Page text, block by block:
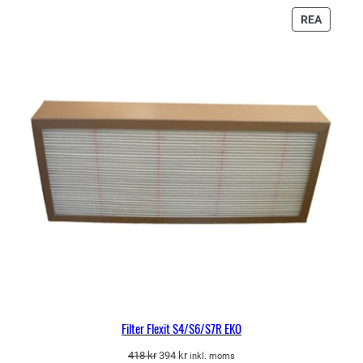
REA
PÅ
Filter Flexit S4/S6/S7R EKO
418kr Det
394 krDet
inkl. moms